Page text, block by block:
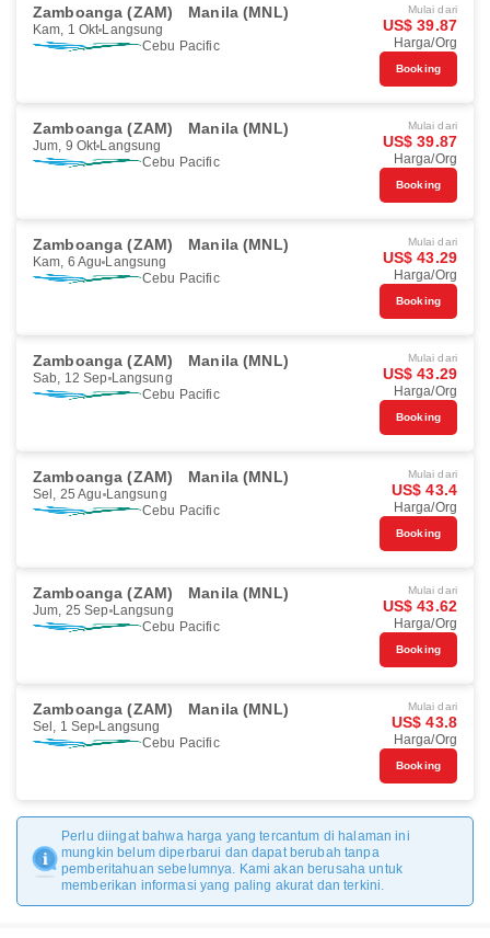
Zamboanga (ZAM) Manila (MNL)
Kam, 1 Okt Langsung
Cebu Pacific
Mulai dari
US$ 39.87
Harga/Org
Booking
Zamboanga (ZAM) Manila (MNL)
Jum, 9 Okt Langsung
Cebu Pacific
Mulai dari
US$ 39.87
Harga/Org
Booking
Zamboanga (ZAM) Manila (MNL)
Kam, 6 Agu Langsung
Cebu Pacific
Mulai dari
US$ 43.29
Harga/Org
Booking
Zamboanga (ZAM) Manila (MNL)
Sab, 12 Sep Langsung
Cebu Pacific
Mulai dari
US$ 43.29
Harga/Org
Booking
Zamboanga (ZAM) Manila (MNL)
Sel, 25 Agu Langsung
Cebu Pacific
Mulai dari
US$ 43.4
Harga/Org
Booking
Zamboanga (ZAM) Manila (MNL)
Jum, 25 Sep Langsung
Cebu Pacific
Mulai dari
US$ 43.62
Harga/Org
Booking
Zamboanga (ZAM) Manila (MNL)
Sel, 1 Sep Langsung
Cebu Pacific
Mulai dari
US$ 43.8
Harga/Org
Booking
Perlu diingat bahwa harga yang tercantum di halaman ini
mungkin belum diperbarui dan dapat berubah tanpa
pemberitahuan sebelumnya. Kami akan berusaha untuk
memberikan informasi yang paling akurat dan terkini.